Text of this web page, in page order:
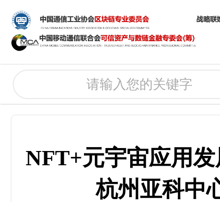
NFT+元宇宙应用
杭州亚科中